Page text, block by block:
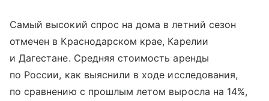
Самый высокий спрос на дома в летний сезон
отмечен в Краснодарском крае, Карелии
и Дагестане. Средняя стоимость аренды
по России, как выяснили в ходе исследования,
по сравнению с прошлым летом выросла на 14%,